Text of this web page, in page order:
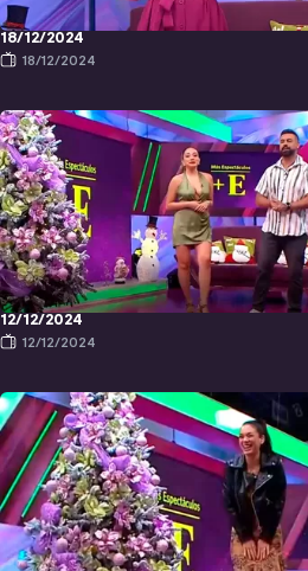
18/12/2024
18/12/2024
12/12/2024
12/12/2024